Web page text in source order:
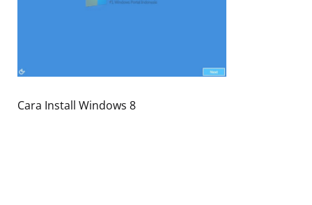
Cara Install Windows 8